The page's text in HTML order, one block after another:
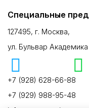
Специальные
+7 (928) 628-66-88
+7 (929) 988-95-48
127495, г. Москва,
ул. Бульвар